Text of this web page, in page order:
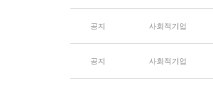
공지 사회적기업
공지 사회적기업